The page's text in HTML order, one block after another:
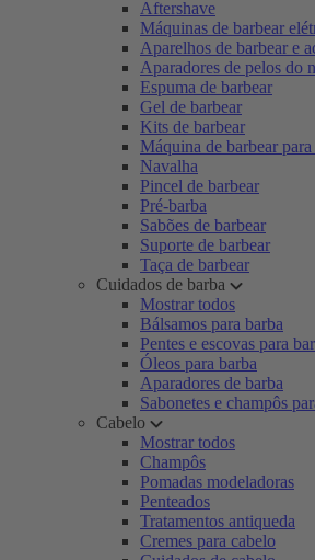
Aftershave
Máquinas de barbear
Aparelhos de barbear e
Aparadores de pelos do
Espuma de barbear
Gel de barbear
Kits de barbear
Máquina de barbear
Navalha
Pincel de barbear
Pré-barba
Sabões de barbear
Suporte de barbear
Taça de barbear
Cuidados de barba
Mostrar todos
Bálsamos para barba
Pentes e escovas para
Óleos para barba
Aparadores de barba
Sabonetes e champôs
Cabelo
Mostrar todos
Champôs
Pomadas modeladoras
Penteados
Tratamentos antiqueda
Cremes para cabelo